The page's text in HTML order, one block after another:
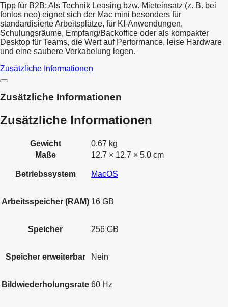
Tipp für B2B: Als Technik Leasing bzw. Mieteinsatz (z. B. bei
fonlos neo) eignet sich der Mac mini besonders für
standardisierte Arbeitsplätze, für KI-Anwendungen,
Schulungsräume, Empfang/Backoffice oder als kompakter
Desktop für Teams, die Wert auf Performance, leise Hardware
und eine saubere Verkabelung legen.
Zusätzliche Informationen
Zusätzliche Informationen
Zusätzliche Informationen
Gewicht
0.67 kg
Maße
12.7 × 12.7 × 5.0 cm
Betriebssystem MacOS
Arbeitsspeicher (RAM) 16 GB
Speicher 256 GB
Speicher erweiterbar Nein
Bildwiederholungsrate 60 Hz